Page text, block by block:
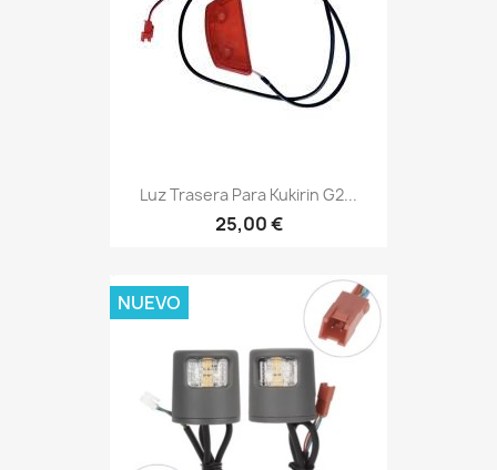
Luz Trasera Para Kukirin G2...
25,00 €
NUEVO